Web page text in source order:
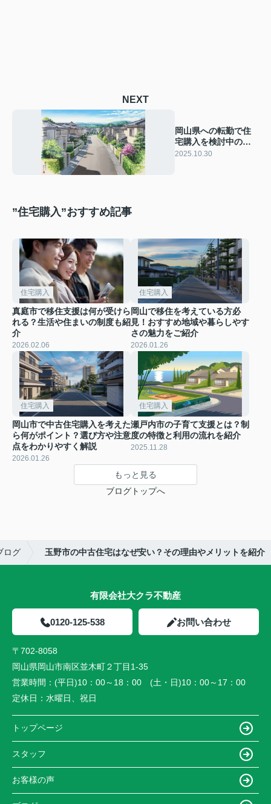
NEXT
岡山県への転勤で住
宅購入を検討中の方
必見！住みやすさや
2025.10.30
”住宅購入”おすすめ記事
住宅購入
真庭市で移住支援は何が受けら
れる？生活や住まいの制度も紹
介
2026.02.06
住宅購入
岡山で移住を考えている方必
見！おすすめ地域や暮らしやす
さの魅力をご紹介
2026.01.26
住宅購入
岡山市で中古住宅購入を考えた
ら何がポイント？選び方や注意
点をわかりやすく解説
2026.01.26
住宅購入
瀬戸内市の子育て支援とは？制
度の特徴と利用の流れを紹介
2025.11.28
もっと見る
ブログトップへ
ログ 玉野市の中古住宅はなぜ安い？その理由やメリットを紹介
有限会社大クラ不動産
0120-125-538 お問い合わせ
〒702-8058
岡山県岡山市南区並木町２丁目1-35
営業時間： (平日)10：00～18：00 (土・日)10：00～17：00
定休日： 水曜日、祝日
トップページ
スタッフ
お客様の声